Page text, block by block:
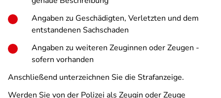
Angaben zu Geschädigten, Verletzten und dem
entstandenen Sachschaden
Angaben zu weiteren Zeuginnen oder Zeugen -
sofern vorhanden
Anschließend unterzeichnen Sie die Strafanzeige.
Werden Sie von der Polizei als Zeugin oder Zeuge